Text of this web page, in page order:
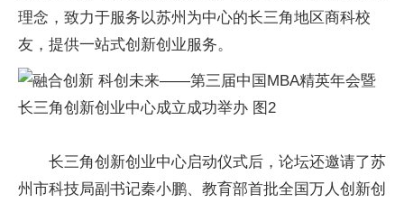
理念，致力于服务以苏州为中心的长三角地区商科校
友，提供一站式创新创业服务。
长三角创新创业中心启动仪式后，论坛还邀请了苏
州市科技局副书记秦小鹏、教育部首批全国万人创新创